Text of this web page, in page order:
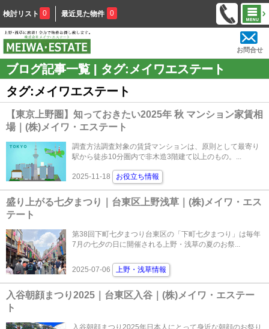
検討リスト 0 最近見た物件 0
お問合せ
ブログ記事一覧 | タグ:メイワエステート
タグ:メイワエステート
【東京上野圏】知っておきたい2025年 秋 マンション家賃相
場｜(株)メイワ・エステート
調査方法調査対象の賃貸マンションは、原則として最寄り
駅から徒歩10分圏内で非木造3階建て以上のもの。...
2025-11-18 お役立ち情報
盛り上がる七夕まつり｜台東区上野浅草｜(株)メイワ・エス
テート
第38回下町七夕まつり台東区の「下町七夕まつり」は毎年
7月の七夕の日に開催される上野・浅草の夏のお祭...
2025-07-06 上野・浅草情報
入谷朝顔まつり2025｜台東区入谷｜(株)メイワ・エステー
ト
入谷朝顔まつり2025年日本人にとって身近な朝顔のお祭り